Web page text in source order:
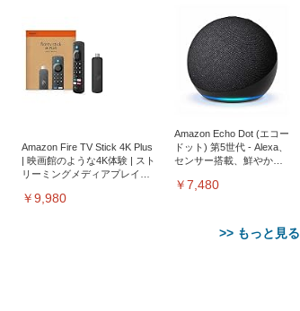
Amazon Fire TV Stick 4K Plus
| 映画館のような4K体験 | スト
リーミングメディアプレイヤ
￥9,980
Amazon Echo Dot (エコー
ドット) 第5世代 - Alexa、
センサー搭載、鮮やかな
￥7,480
>> もっと見る